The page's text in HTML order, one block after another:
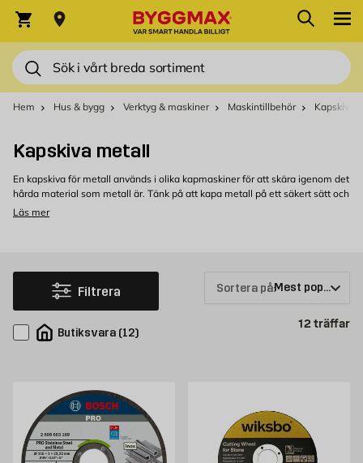
Sök
Varukorg Sök
Hem Hus & bygg Verktyg & maskiner Maskintillbehör Kapskiva
Kapskiva metall
En kapskiva för metall används i olika kapmaskiner för att skära igenom det
hårda material som metall är. Tänk på att kapa metall på ett säkert sätt och
att använda rätt skyddsutrustning, inklusive skyddsglasögon och handskar.
köpa bekvämt från Byggmax. Kom in till din närmaste Byggmax-butik eller
kolla här online för att se vilken kapskiva till metall som vi kan erbjuda.
Läs mer
Filtrera
Butiksvara (12)
Sortera på:
12 träffar